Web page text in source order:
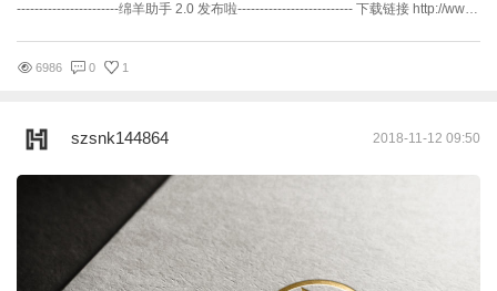
-----------------------绵羊助手 2.0 发布啦-------------------------- 下载链接 http://www.banjiajia.com/posts/43654 -----------------------华丽的分界线------------------------- 未阉割版本地址：http://www.banjiajia.com/posts/29108 其它具体功能也看这个链接 因为某些原因2012不能使用，只能阉割了一些功能，顺便更新了一些。 增加UVW 优化代码 修复若干Bug 增加了一个快捷网站打开 增加挤出功能(增加量是根据我个人订的) 阉割了有些功能： 1、取消自动拦截杀毒了； 2、AO脚本； 3、石膏线； 4、找回贴图； 5、材质分离(不过可以使用快捷键方式使用)； 解压密码 1 》》》点我进入微云网盘下载《《《 》》》点我进入百度网盘下载《《《 》》》点我进入蓝奏云网盘下载，访问密码et9q《《《
6986 0 1
szsnk144864 2018-11-12 09:50